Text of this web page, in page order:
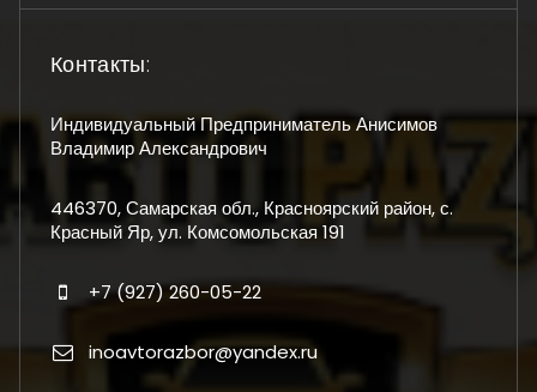
Контакты:
Индивидуальный Предприниматель Анисимов
Владимир Александрович
446370, Самарская обл., Красноярский район, с.
Красный Яр, ул. Комсомольская 191
+7 (927) 260-05-22
inoavtorazbor@yandex.ru